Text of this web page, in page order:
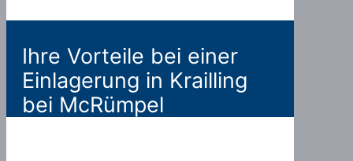
Ihre Vorteile bei einer
Einlagerung in Krailling
bei McRümpel